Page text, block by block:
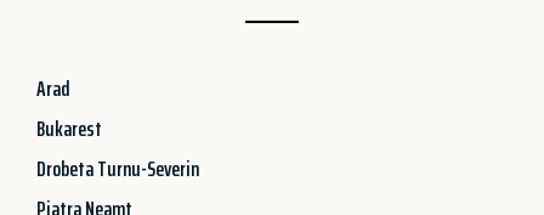
Arad
Bukarest
Drobeta Turnu-Severin